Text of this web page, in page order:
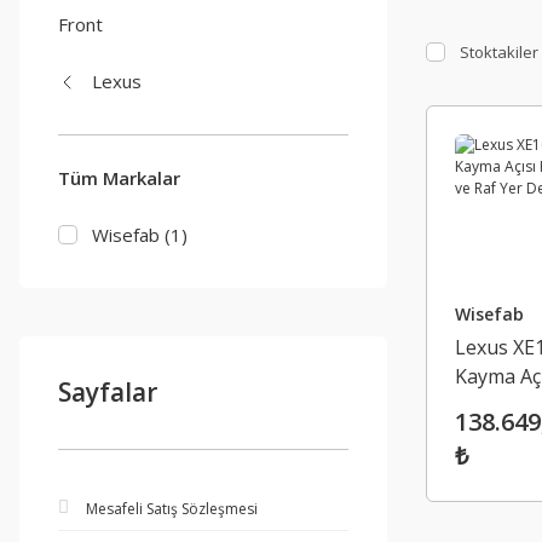
Front
Lexus
Tüm Markalar
Wisefab (1)
Sayfalar
Mesafeli Satış Sözleşmesi
Stoktakiler
Wisefab
Lexus
Kayma
₺